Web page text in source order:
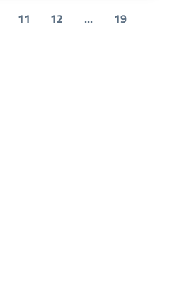
11 12 ... 19